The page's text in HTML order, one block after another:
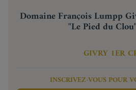
Domaine François Lumpp
"Le Pied du
GIVRY 1ER
INSCRIVEZ-VOUS POUR